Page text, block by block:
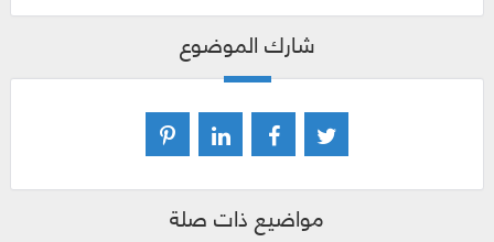
شارك الموضوع
مواضيع ذات صلة